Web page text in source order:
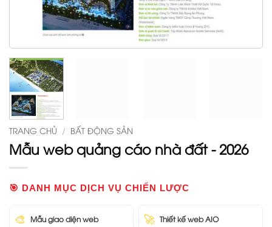
TRANG CHỦ / BẤT ĐỘNG SẢN
Mẫu web quảng cáo nhà đất - 2026
🎯 DANH MỤC DỊCH VỤ CHIẾN LƯỢC
🎨 Mẫu giao diện web 🚀 Thiết kế web AIO